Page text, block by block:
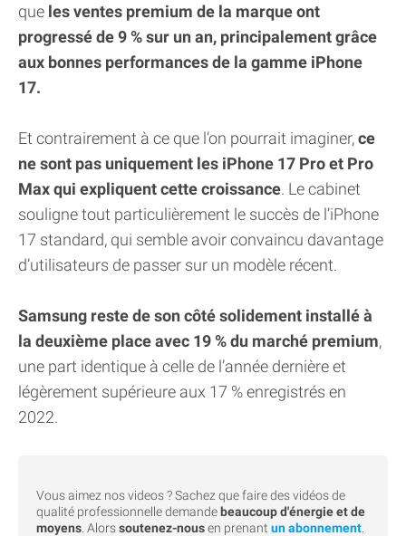
que les ventes premium de la marque ont
progressé de 9 % sur un an, principalement grâce
aux bonnes performances de la gamme iPhone
17.
Et contrairement à ce que l’on pourrait imaginer,ce
ne sont pas uniquement les iPhone 17 Pro et Pro
Max qui expliquent cette croissance. Le cabinet
souligne tout particulièrement le succès de l’iPhone
17 standard, qui semble avoir convaincu davantage
d’utilisateurs de passer sur un modèle récent.
Samsung reste de son côté solidement installé à
la deuxième place avec 19 % du marché premium,
une part identique à celle de l’année dernière et
légèrement supérieure aux 17 % enregistrés en
2022.
Vous aimez nos videos ? Sachez que faire des vidéos de
qualité professionnelle demande beaucoup d'énergie et de
moyens . Alorssoutenez-nousen prenant un abonnement